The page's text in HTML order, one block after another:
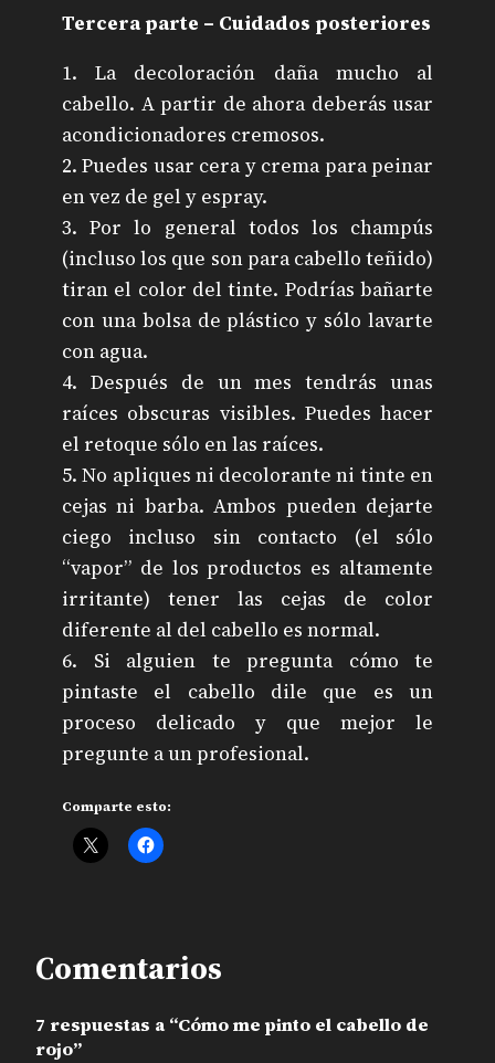
Tercera parte – Cuidados posteriores
1. La decoloración daña mucho al
cabello. A partir de ahora deberás usar
acondicionadores cremosos.
2. Puedes usar cera y crema para peinar
en vez de gel y espray.
3. Por lo general todos los champús
(incluso los que son para cabello teñido)
tiran el color del tinte. Podrías bañarte
con una bolsa de plástico y sólo lavarte
con agua.
4. Después de un mes tendrás unas
raíces obscuras visibles. Puedes hacer
el retoque sólo en las raíces.
5. No apliques ni decolorante ni tinte en
cejas ni barba. Ambos pueden dejarte
ciego incluso sin contacto (el sólo
“vapor” de los productos es altamente
irritante) tener las cejas de color
diferente al del cabello es normal.
6. Si alguien te pregunta cómo te
pintaste el cabello dile que es un
proceso delicado y que mejor le
pregunte a un profesional.
Comparte esto:
Comentarios
7 respuestas a “Cómo me pinto el cabello de
rojo”